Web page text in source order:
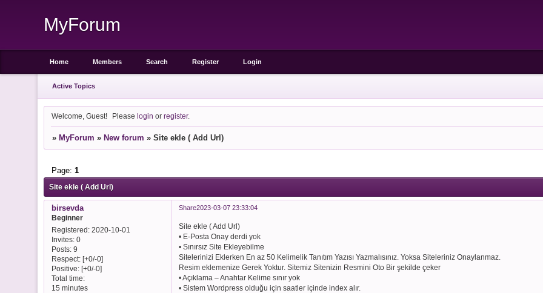
MyForum
Home Members Search Register Login
Active Topics
Welcome, Guest! Pleaselogin orregister.
» MyForum » New forum » Site ekle ( Add Url)
Site ekle ( Add Url)
Page: 1
Share2023-03-07 23:33:04
birsevda
Beginner
Registered : 2020-10-01
Invites:0
Posts:9
Respect: [+0/-0]
Positive: [+0/-0]
Total time:
15 minutes
Site ekle ( Add Url)
• E-Posta Onay derdi yok
• Sınırsız Site Ekleyebilme
Sitelerinizi Eklerken En az 50 Kelimelik Tanıtım Yazısı Yazmalısınız. Yoksa Siteleriniz Onaylanmaz.
Resim eklemenize Gerek Yoktur. Sitemiz Sitenizin Resmini Oto Bir şekilde çeker
• Açıklama – Anahtar Kelime sınır yok
• Sistem Wordpress olduğu için saatler içinde index alır.